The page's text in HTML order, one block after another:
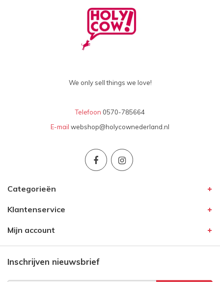
We only sell things we love!
Telefoon 0570-785664
E-mail webshop@holycownederland.nl
Categorieën
Klantenservice
Mijn account
Inschrijven nieuwsbrief